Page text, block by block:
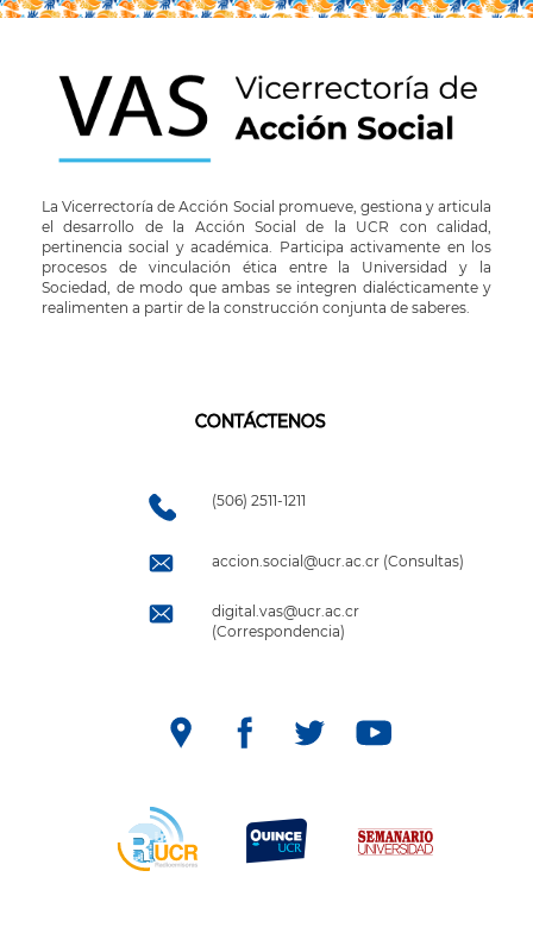
La Vicerrectoría de Acción Social promueve, gestiona y articula
el desarrollo de la Acción Social de la UCR con calidad,
pertinencia social y académica. Participa activamente en los
procesos de vinculación ética entre la Universidad y la
Sociedad, de modo que ambas se integren dialécticamente y
realimenten a partir de la construcción conjunta de saberes.
CONTÁCTENOS
(506) 2511-1211
accion.social@ucr.ac.cr (Consultas)
digital.vas@ucr.ac.cr
(Correspondencia)